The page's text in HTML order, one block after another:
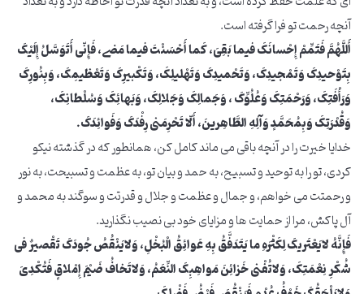
آنچه رحمت تو فرا گرفته است.
أَللَّهُمَّ فَتَمِّمْ إِحْسانَکَ فیما بَقِیَ، کَما أَحْسَنْتَ فیما مَضی، فَإِنّی أَتَوَسَّلُ إِلَیْکَ
بِتَوْحیدِکَ وَتَمْجیدِکَ، وَتَحْمیدِکَ وَتَهْلیلِکَ، وَتَکْبیرِکَ وَتَعْظیمِکَ، وَبِنُورِکَ
وَرَأْفَتِکَ، وَرَحْمَتِکَ وَعُلُوِّکَ ، وَجَمالِکَ وَجَلالِکَ، وَبَهائِکَ وَسُلْطانِکَ،
وَقُدْرَتِکَ وَبِمُحَمَّدٍ وَآلِهِ الطَّاهِرینَ، أَلّا تَحْرِمَنی رِفْدَکَ وَفَوائِدَکَ.
خدایا خیرت را در آنچه باقی می ماند کامل کن، همانطور که در گذشته نیکو
کردی، تو را به توحید و تسبیح، به حمد و بیان تو، به عظمت و تسبیحت، به نور
و رحمتت می خواهم، و جمال و عظمت و جلال و قدرتت و سوگند به محمد و
آل پاکش، مرا از حمایت ها و مزایای خود بی نصیب نگذارید.
فَإِنَّهُ لایَعْتَریکَ لِکَثْرَهِ ما یَتَدَفَّقُ بِهِ عَوائِقُ الْبُخْلِ، وَلایَنْقُصُ جُودَکَ تَقْصیرٌ فی
شُکْرِ نِعْمَتِکَ، وَلاتُفْنی خَزائِنَ مَواهِبِکَ النِّعَمُ، وَلاتَخافُ ضَیْمَ إِمْلاقٍ فَتُکْدِیَ